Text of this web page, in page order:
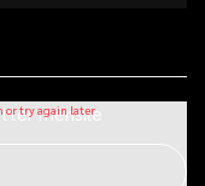
mensile